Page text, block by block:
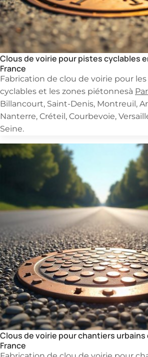
Clous de voirie pour pistes cyclables
France
Fabrication de clou de voirie pour
cyclables et les zones piétonnesà
Billancourt, Saint-Denis, Montreuil,
Nanterre, Créteil, Courbevoie,
Seine.
Clous de voirie pour chantiers urbains
France